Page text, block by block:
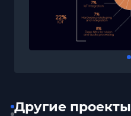
Другие проекты